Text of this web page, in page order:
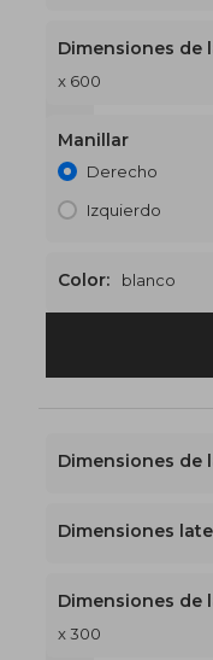
Dimensiones de
x 600
Manillar
Derecho
Izquierdo
Color: blanco
Dimensiones de
Dimensiones
Dimensiones de
x 300